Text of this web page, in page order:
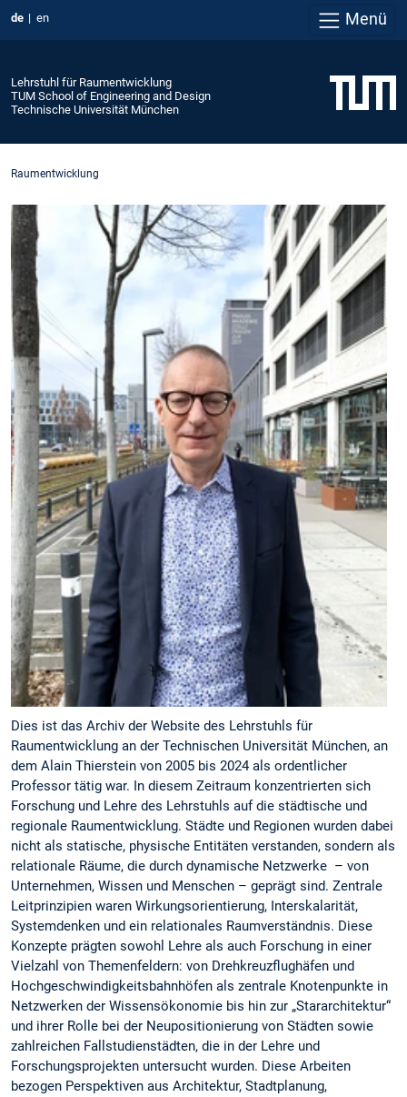
de en Menü
Lehrstuhl für Raumentwicklung
TUM School of Engineering and Design
Technische Universität München
Raumentwicklung
Dies ist das Archiv der Website des Lehrstuhls für
Raumentwicklung an der Technischen Universität München, an
dem Alain Thierstein von 2005 bis 2024 als ordentlicher
Professor tätig war. In diesem Zeitraum konzentrierten sich
Forschung und Lehre des Lehrstuhls auf die städtische und
regionale Raumentwicklung. Städte und Regionen wurden dabei
nicht als statische, physische Entitäten verstanden, sondern als
relationale Räume, die durch dynamische Netzwerke – von
Unternehmen, Wissen und Menschen – geprägt sind. Zentrale
Leitprinzipien waren Wirkungsorientierung, Interskalarität,
Systemdenken und ein relationales Raumverständnis. Diese
Konzepte prägten sowohl Lehre als auch Forschung in einer
Vielzahl von Themenfeldern: von Drehkreuzflughäfen und
Hochgeschwindigkeitsbahnhöfen als zentrale Knotenpunkte in
Netzwerken der Wissensökonomie bis hin zur „Stararchitektur“
und ihrer Rolle bei der Neupositionierung von Städten sowie
zahlreichen Fallstudienstädten, die in der Lehre und
Forschungsprojekten untersucht wurden. Diese Arbeiten
bezogen Perspektiven aus Architektur, Stadtplanung,